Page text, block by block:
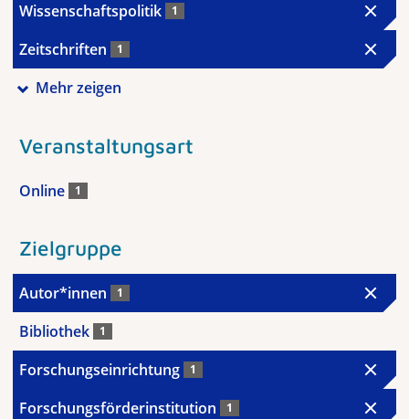
Wissenschaftspolitik 1
Zeitschriften 1
Mehr zeigen
Veranstaltungsart
Online 1
Zielgruppe
Autor*innen 1
Bibliothek 1
Forschungseinrichtung 1
Forschungsförderinstitution 1